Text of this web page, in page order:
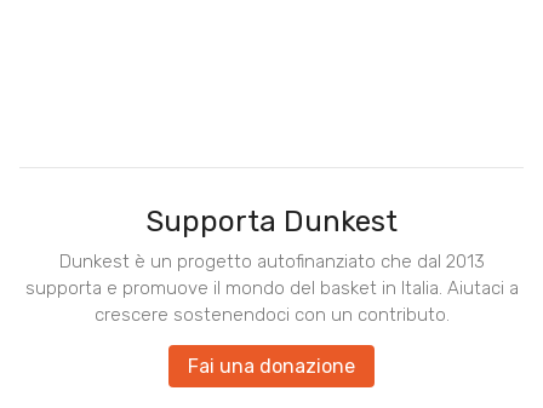
Supporta Dunkest
Dunkest è un progetto autofinanziato che dal 2013
supporta e promuove il mondo del basket in Italia. Aiutaci a
crescere sostenendoci con un contributo.
Fai una donazione